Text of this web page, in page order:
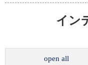
イン
open all